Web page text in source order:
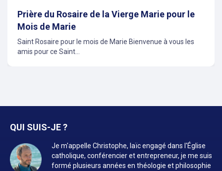
Prière du Rosaire de la Vierge Marie pour le
Mois de Marie
Saint Rosaire pour le mois de Marie Bienvenue à vous les
amis pour ce Saint...
QUI SUIS-JE ?
Je m'appelle Christophe, laïc engagé dans l'Église
catholique, conférencier et entrepreneur, je me suis
formé plusieurs années en théologie et philosophie